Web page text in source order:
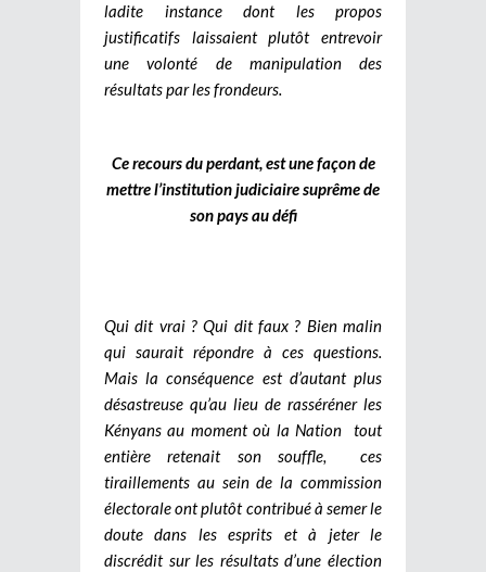
ladite instance dont les propos
justificatifs laissaient plutôt entrevoir
une volonté de manipulation des
résultats par les frondeurs.
Ce recours du perdant, est une façon de
mettre l’institution judiciaire suprême de
son pays au défi
Qui dit vrai ? Qui dit faux ? Bien malin
qui saurait répondre à ces questions.
Mais la conséquence est d’autant plus
désastreuse qu’au lieu de rasséréner les
Kényans au moment où la Nation tout
entière retenait son souffle, ces
tiraillements au sein de la commission
électorale ont plutôt contribué à semer le
doute dans les esprits et à jeter le
discrédit sur les résultats d’une élection